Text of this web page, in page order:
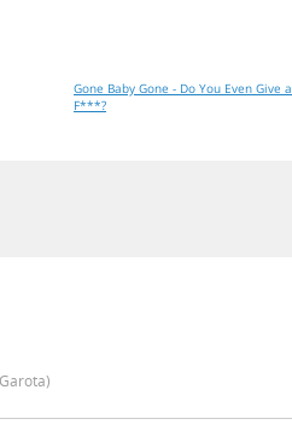
Gone Baby Gone - Do You Even Give a
F***?